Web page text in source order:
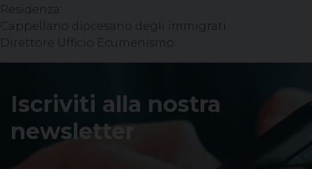
Residenza:
Cappellano diocesano degli immigrati.
Direttore Ufficio Ecumenismo.
Iscriviti alla nostra
newsletter